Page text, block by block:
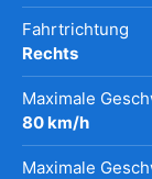
Fahrtrichtung
Rechts
Maximale
80 km/h
Maximale